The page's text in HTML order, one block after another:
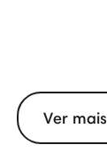
Ver mais